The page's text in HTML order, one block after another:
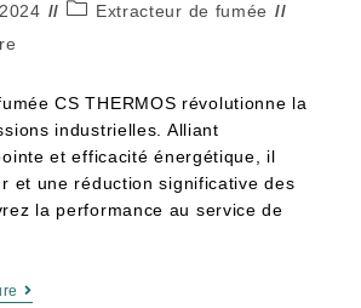
Extracteur de fumée
CS THERMOS révolutionne la
industrielles. Alliant
et efficacité énergétique, il
et une réduction significative des
la performance au service de